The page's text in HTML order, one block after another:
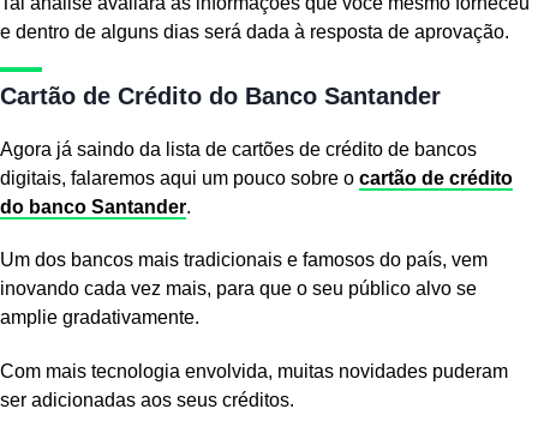
e dentro de alguns dias será dada à resposta de aprovação.
Cartão de Crédito do Banco Santander
Agora já saindo da lista de cartões de crédito de bancos
digitais, falaremos aqui um pouco sobre o cartão de crédito
do banco Santander.
Um dos bancos mais tradicionais e famosos do país, vem
inovando cada vez mais, para que o seu público alvo se
amplie gradativamente.
Com mais tecnologia envolvida, muitas novidades puderam
ser adicionadas aos seus créditos.